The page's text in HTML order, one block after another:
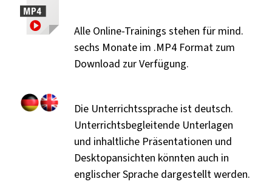
Alle Online-Trainings stehen für mind.
sechs Monate im .MP4 Format zum
Download zur Verfügung.
Die Unterrichtssprache ist deutsch.
Unterrichtsbegleitende Unterlagen
und inhaltliche Präsentationen und
Desktopansichten könnten auch in
englischer Sprache dargestellt werden.